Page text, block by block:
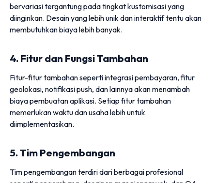
bervariasi tergantung pada tingkat kustomisasi yang
diinginkan. Desain yang lebih unik dan interaktif tentu akan
membutuhkan biaya lebih banyak.
4. Fitur dan Fungsi Tambahan
Fitur-fitur tambahan seperti integrasi pembayaran, fitur
geolokasi, notifikasi push, dan lainnya akan menambah
biaya pembuatan aplikasi. Setiap fitur tambahan
memerlukan waktu dan usaha lebih untuk
diimplementasikan.
5. Tim Pengembangan
Tim pengembangan terdiri dari berbagai profesional